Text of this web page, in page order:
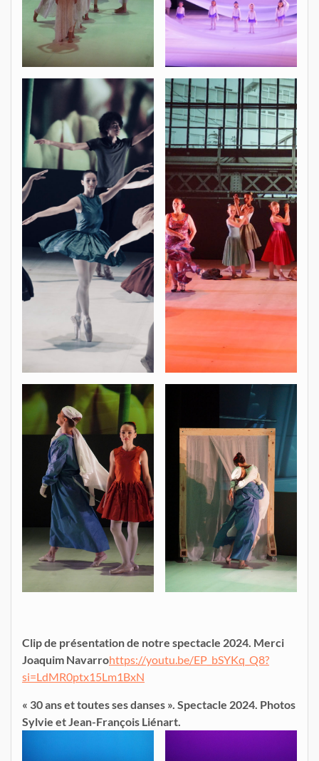
Clip de présentation de notre spectacle 2024. Merci
Joaquim Navarrohttps://youtu.be/EP_bSYKq_Q8?
si=LdMR0ptx15Lm1BxN
« 30 ans et toutes ses danses ». Spectacle 2024. Photos
Sylvie et Jean-François Liénart.